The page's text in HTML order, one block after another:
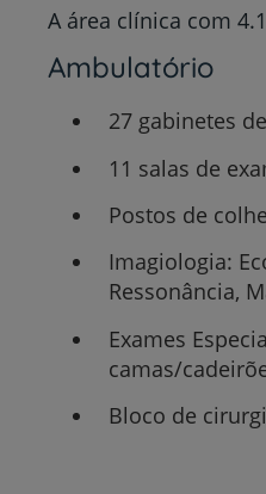
A área clínica com
Ambulatório
27 gabinetes
11 salas de
Postos de
Imagiologia:
Ressonância,
Exames
camas/
Bloco de